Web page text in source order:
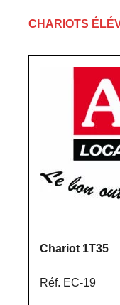
CHARIOTS
Chariot 1T35
Réf. EC-19